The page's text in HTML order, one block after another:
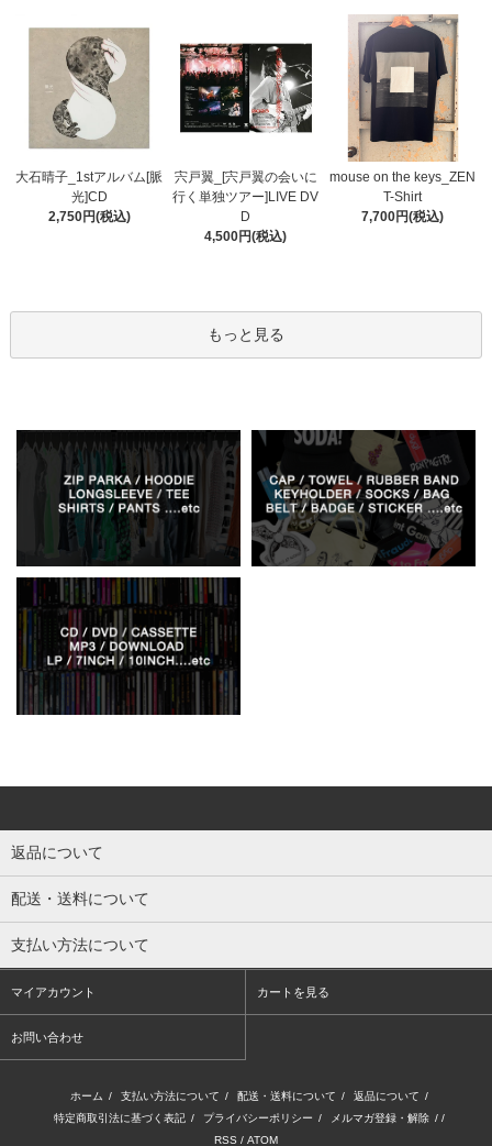
大石晴子_1stアルバム[脈
光]CD
2,750円(税込)
宍戸翼_[宍戸翼の会いに
行く単独ツアー]LIVE DV
D
4,500円(税込)
mouse on the keys_ZEN
T-Shirt
7,700円(税込)
もっと見る
返品について
配送・送料について
支払い方法について
マイアカウント カートを見る
お問い合わせ
ホーム / 支払い方法について / 配送・送料について / 返品について /
特定商取引法に基づく表記 / プライバシーポリシー / メルマガ登録・解除 / /
RSS / ATOM